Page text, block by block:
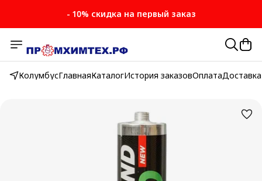
- 10% скидка на первый заказ
КолумбусГлавнаяКаталогИстория заказовОплатаДоставка